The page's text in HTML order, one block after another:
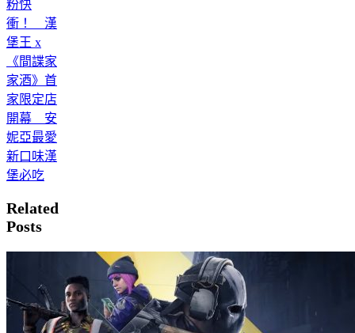
粉快
衝！ 漢
堡王 x
《間諜家
家酒》首
家限定店
開幕 安
妮亞最愛
新口味漢
堡必吃
Related
Posts